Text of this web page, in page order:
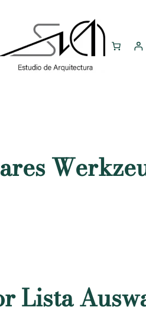
Lista